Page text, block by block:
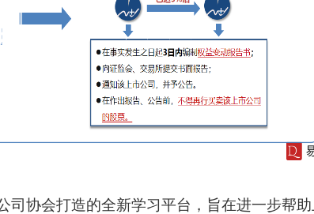
司协会打造的全新学习平台，旨在进一步帮